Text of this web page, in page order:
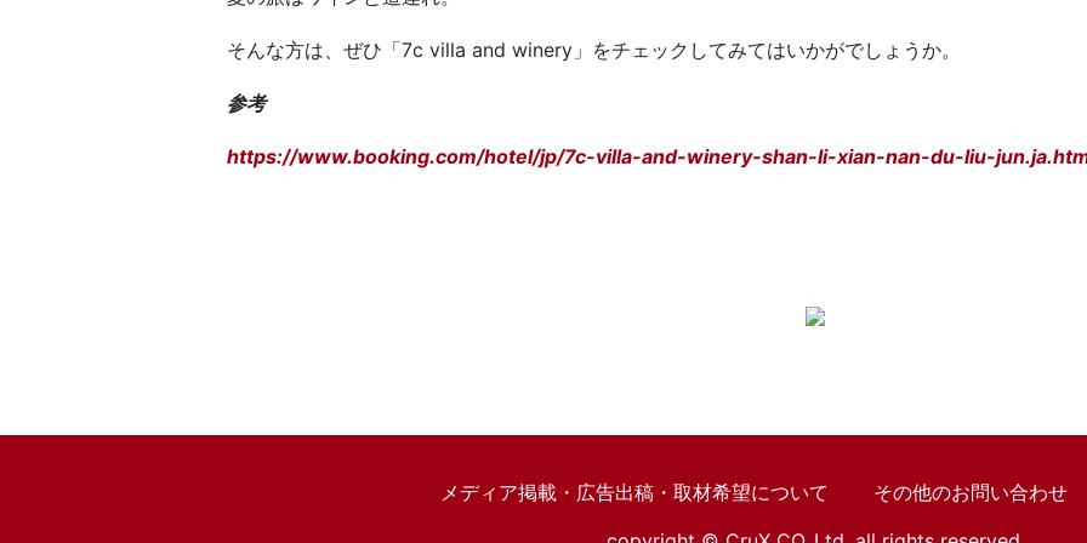
そんな方は、ぜひ「7c villa and winery」をチェックしてみてはいかがでしょうか。
参考
https://www.booking.com/hotel/jp/7c-villa-and-winery-shan-li-xian-nan-du-liu-
メディア掲載・広告出稿・取材希望について その他のお問い合わせ